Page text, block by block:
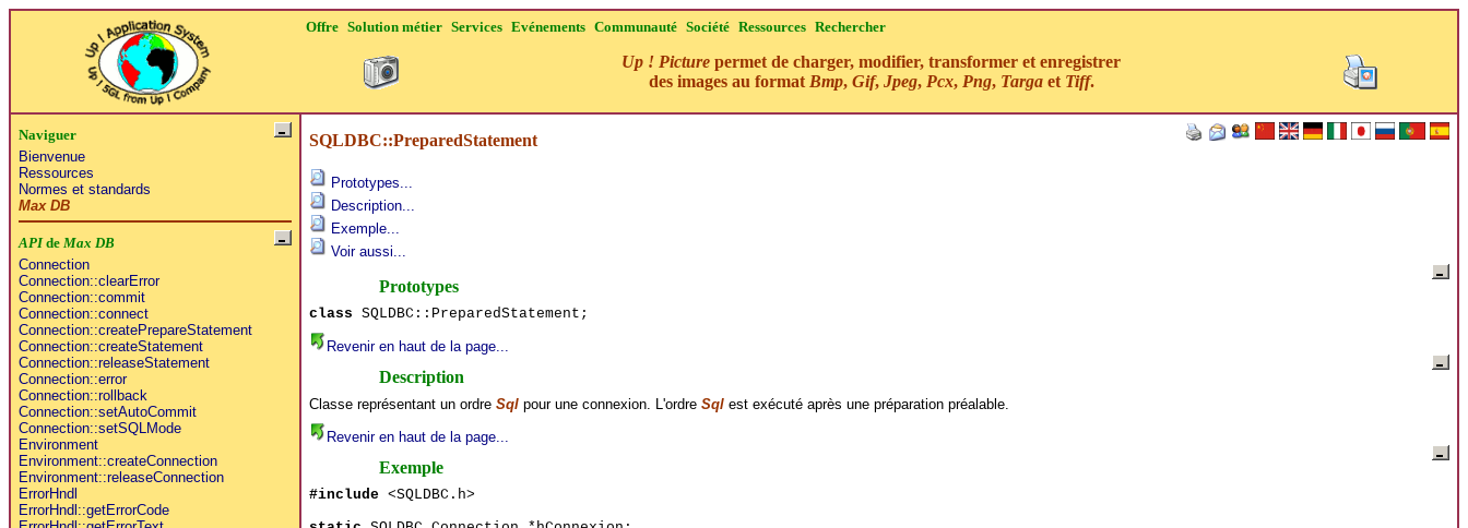
Offre Solution métier Services Evénements Communauté Société Ressources Rechercher
Up ! Picture permet de charger, modifier, transformer et enregistrer
des images au format Bmp, Gif, Jpeg, Pcx, Png, Targaet Tiff.
Naviguer
Bienvenue
Ressources
Normes et standards
Max DB
APIde Max DB
Connection
Connection::clearError
Connection::commit
Connection::connect
Connection::createPrepareStatement
Connection::createStatement
Connection::releaseStatement
Connection::error
Connection::rollback
Connection::setAutoCommit
Connection::setSQLMode
Environment
Environment::createConnection
Environment::releaseConnection
ErrorHndl
ErrorHndl::getErrorCode
SQLDBC::PreparedStatement
Prototypes...
Description...
Exemple...
Voir aussi...
Prototypes
class SQLDBC::PreparedStatement;
Revenir en haut de la page...
Description
Classe représentant un ordre Sqlpour une connexion. L'ordre Sqlest exécuté après une préparation préalable.
Revenir en haut de la page...
Exemple
#include<SQLDBC.h>